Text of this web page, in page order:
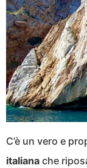
C’è un vero e
italiana che